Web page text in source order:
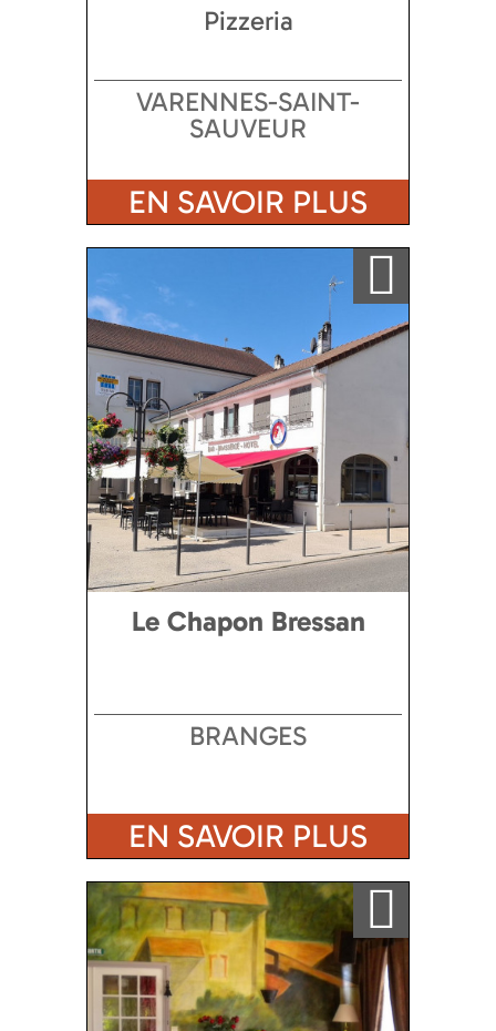
Pizzeria
VARENNES-SAINT-
SAUVEUR
EN SAVOIR PLUS
Ajouter a ma sélection
Le Chapon Bressan
BRANGES
EN SAVOIR PLUS
Ajouter a ma sélection